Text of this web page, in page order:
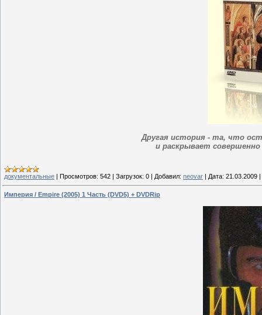
Другая история - та, что
и раскрывает
документальные Просмотров: 542 Загрузок: 0 Добавил: neovar Дата: 21.03.2009
Империя / Empire (2005) 1 Часть (DVD5) + DVDRip